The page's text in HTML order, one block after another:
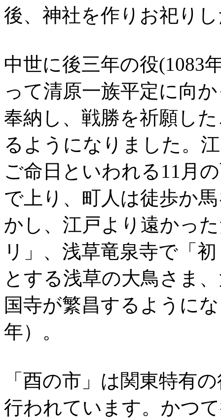
後、神社を作りお祀り
中世に後三年の役(1083
って清原一族平定に向
奉納し、戦勝を祈願し
るようになりました。
ご命日といわれる11月
で上り、町人は徒歩か
かし、江戸より遠かっ
リ」、浅草竜泉寺で「
とする浅草の大鳥さま
国寺が繁昌するように
年）。
「酉の市」は関東特有
行われています。かつ